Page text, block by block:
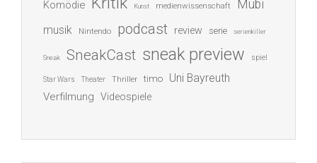
Komödie Kunst medienwissenschaft Mubi
musik Nintendo podcast review serie serienkiller
Sneak SneakCast sneak preview spiel
Star Wars Theater Thriller timo Uni Bayreuth
Verfilmung Videospiele